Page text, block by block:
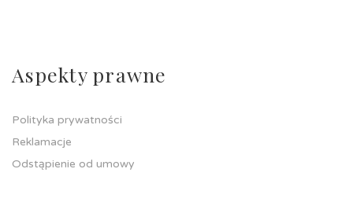
Aspekty prawne
Polityka prywatności
Reklamacje
Odstąpienie od umowy